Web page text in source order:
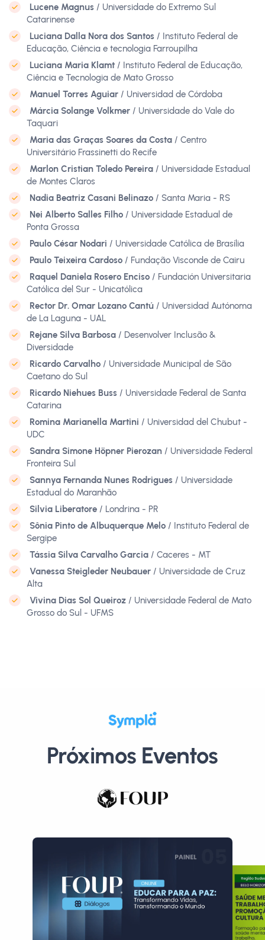
Lucene Magnus / Universidade do Extremo Sul
Catarinense
Luciana Dalla Nora dos Santos / Instituto Federal de
Educação, Ciência e tecnologia Farroupilha
Luciana Maria Klamt / Instituto Federal de Educação,
Ciência e Tecnologia de Mato Grosso
Manuel Torres Aguiar / Universidad de Córdoba
Márcia Solange Volkmer / Universidade do Vale do
Taquari
Maria das Graças Soares da Costa / Centro
Universitário Frassinetti do Recife
Marlon Cristian Toledo Pereira / Universidade Estadual
de Montes Claros
Nadia Beatriz Casani Belinazo / Santa Maria - RS
Nei Alberto Salles Filho / Universidade Estadual de
Ponta Grossa
Paulo César Nodari / Universidade Católica de Brasília
Paulo Teixeira Cardoso / Fundação Visconde de Cairu
Raquel Daniela Rosero Enciso / Fundación Universitaria
Católica del Sur - Unicatólica
Rector Dr. Omar Lozano Cantú / Universidad Autónoma
de La Laguna - UAL
Rejane Silva Barbosa / Desenvolver Inclusão &
Diversidade
Ricardo Carvalho / Universidade Municipal de São
Caetano do Sul
Ricardo Niehues Buss / Universidade Federal de Santa
Catarina
Romina Marianella Martini / Universidad del Chubut -
UDC
Sandra Simone Höpner Pierozan / Universidade Federal
Fronteira Sul
Sannya Fernanda Nunes Rodrigues / Universidade
Estadual do Maranhão
Silvia Liberatore / Londrina - PR
Sônia Pinto de Albuquerque Melo / Instituto Federal de
Sergipe
Tássia Silva Carvalho Garcia / Caceres - MT
Vanessa Steigleder Neubauer / Universidade de Cruz
Alta
Vivina Dias Sol Queiroz / Universidade Federal de Mato
Grosso do Sul - UFMS
Próximos Eventos